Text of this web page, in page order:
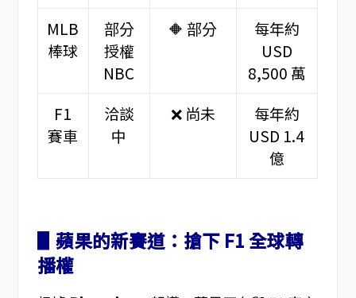
MLB
棒球
部分
授權
NBC
🔶 部分
每年約
USD
8,500 萬
F1
賽車
洽談
中
❌ 尚未
每年約
USD 1.4
億
▋蘋果的新賽道：搶下 F1 全球轉
播權